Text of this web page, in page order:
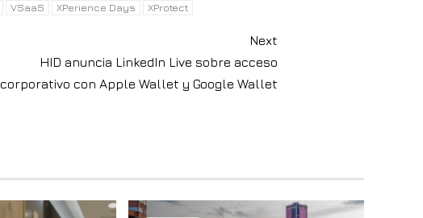
VSaaS XPerience Days XProtect
Next
HID anuncia LinkedIn Live sobre acceso
corporativo con Apple Wallet y Google Wallet